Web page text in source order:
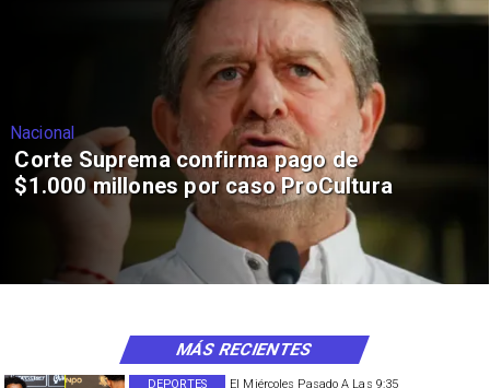
Nacional
Corte Suprema confirma pago de
$1.000 millones por caso ProCultura
El Miércoles Pasado A Las 9:35
DEPORTES
MÁS RECIENTES